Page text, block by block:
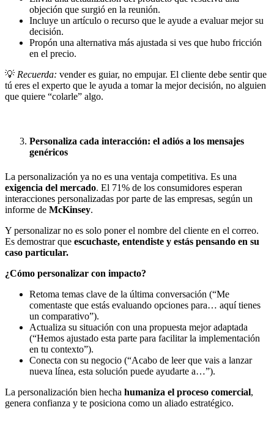
objeción que surgió en la reunión.
Incluye un artículo o recurso que le ayude a evaluar mejor su
decisión.
Propón una alternativa más ajustada si ves que hubo fricción
en el precio.
💡 Recuerda: vender es guiar, no empujar. El cliente debe sentir que
tú eres el experto que le ayuda a tomar la mejor decisión, no alguien
que quiere “colarle” algo.
Personaliza cada interacción: el adiós a los mensajes
genéricos
La personalización ya no es una ventaja competitiva. Es una
exigencia del mercado. El 71% de los consumidores esperan
interacciones personalizadas por parte de las empresas, según un
informe de McKinsey.
Y personalizar no es solo poner el nombre del cliente en el correo.
Es demostrar que escuchaste, entendiste y estás pensando en su
caso particular.
¿Cómo personalizar con impacto?
Retoma temas clave de la última conversación (“Me
comentaste que estás evaluando opciones para… aquí tienes
un comparativo”).
Actualiza su situación con una propuesta mejor adaptada
(“Hemos ajustado esta parte para facilitar la implementación
en tu contexto”).
Conecta con su negocio (“Acabo de leer que vais a lanzar
nueva línea, esta solución puede ayudarte a…”).
La personalización bien hecha humaniza el proceso comercial,
genera confianza y te posiciona como un aliado estratégico.